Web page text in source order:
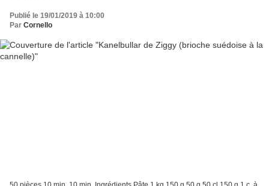
Publié le 19/01/2019 à 10:00
Par Cornello